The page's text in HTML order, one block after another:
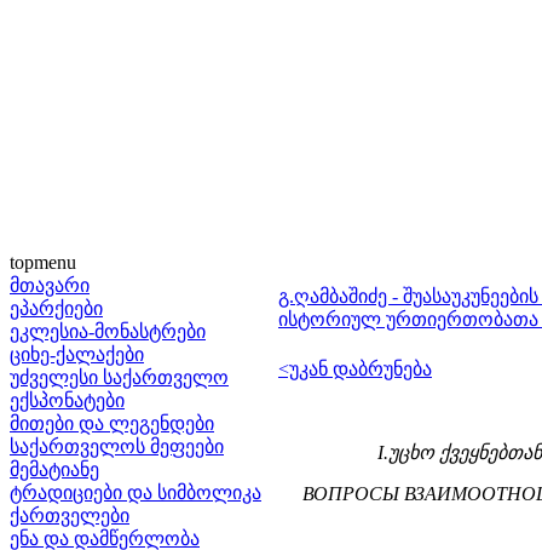
topmenu
მთავარი
ეპარქიები
ეკლესია-მონასტრები
ციხე-ქალაქები
უძველესი საქართველო
ექსპონატები
მითები და ლეგენდები
საქართველოს მეფეები
მემატიანე
ტრადიციები და სიმბოლიკა
ქართველები
ენა და დამწერლობა
გ.ღამბაშიძე -
ისტორიულ ურთიერთობათა
<უკან დაბრუნება
I.უცხო
ВОПРОСЫ